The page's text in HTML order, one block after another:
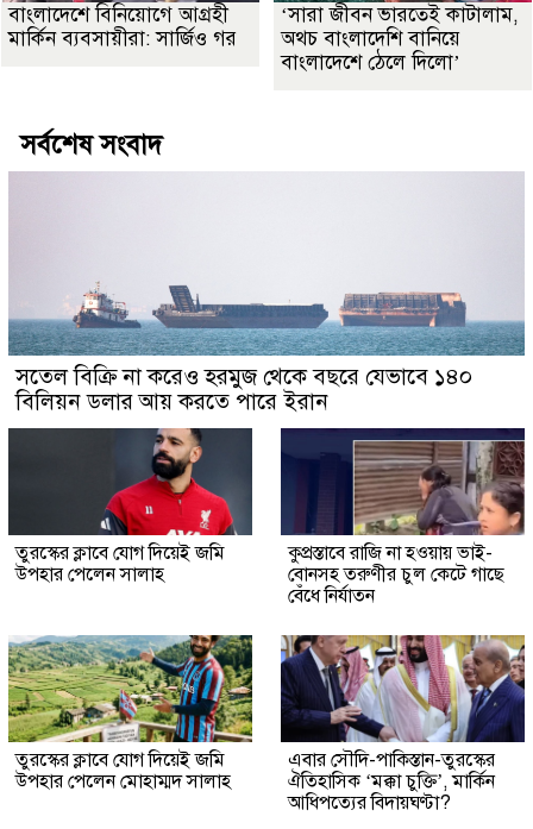
বাংলাদেশে বিনিয়োগে আগ্রহী
মার্কিন ব্যবসায়ীরা: সার্জিও গর
‘সারা জীবন ভারতেই কাটালাম,
অথচ বাংলাদেশি বানিয়ে
বাংলাদেশে ঠেলে দিলো’
সর্বশেষ সংবাদ
সতেল বিক্রি না করেও হরমুজ থেকে বছরে যেভাবে ১৪০
বিলিয়ন ডলার আয় করতে পারে ইরান
তুরস্কের ক্লাবে যোগ দিয়েই জমি
উপহার পেলেন সালাহ
কুপ্রস্তাবে রাজি না হওয়ায় ভাই-
বোনসহ তরুণীর চুল কেটে গাছে
বেঁধে নির্যাতন
তুরস্কের ক্লাবে যোগ দিয়েই জমি
উপহার পেলেন মোহাম্মদ সালাহ
এবার সৌদি-পাকিস্তান-তুরস্কের
ঐতিহাসিক ‘মক্কা চুক্তি’, মার্কিন
আধিপত্যের বিদায়ঘণ্টা?